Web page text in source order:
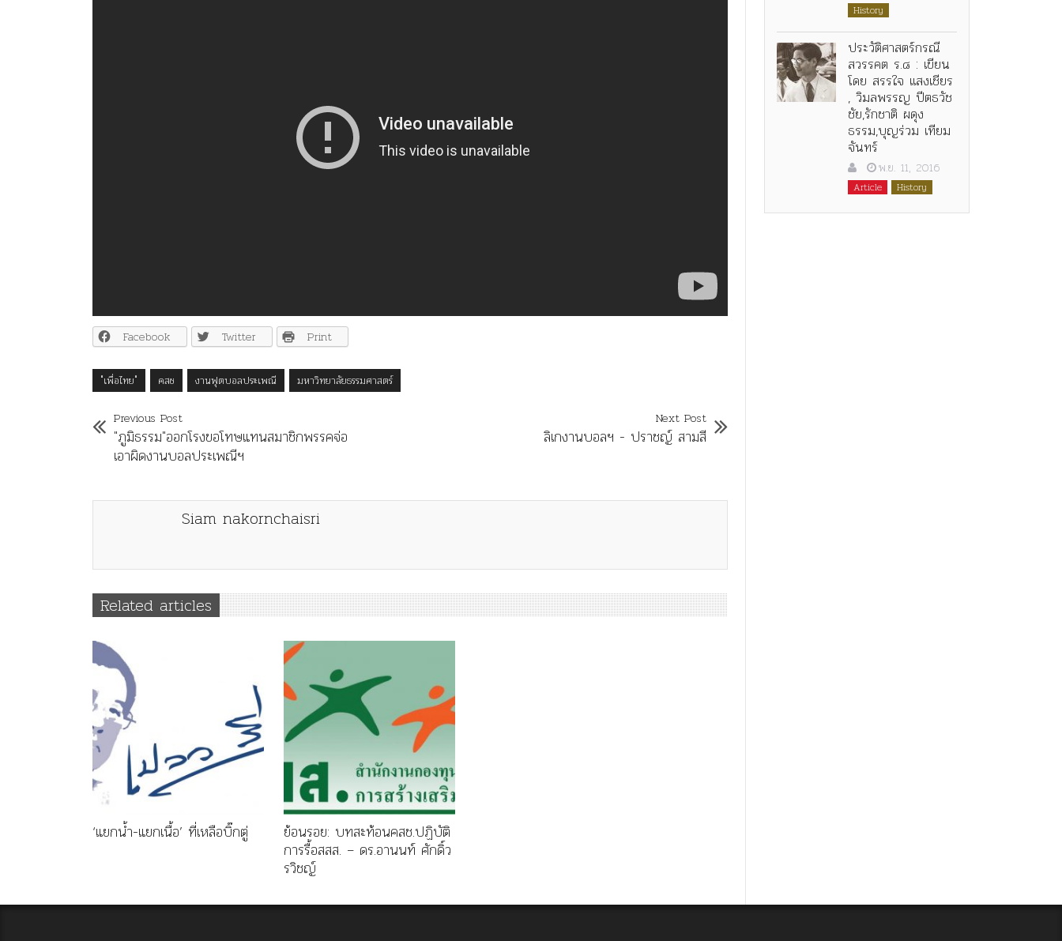
Facebook Twitter Print
"เพื่อไทย" คสช งานฟุตบอลประเพณี มหาวิทยาลัยธรรมศาสตร์
Previous Post
"ภูมิธรรม"ออกโรงขอโทษแทนสมาชิกพรรคจ่อ
เอาผิดงานบอลประเพณีฯ
Next Post
ลิเกงานบอลฯ - ปราชญ์ สามสี
Siam nakornchaisri
Related articles
‘แยกน้ำ-แยกเนื้อ’ ที่เหลือบิ๊กตู่ ย้อนรอย: บทสะท้อนคสช.ปฏิบัติ
การรื้อสสส. – ดร.อานนท์ ศักดิ์ว
รวิชญ์
History
ประวัติศาสตร์กรณี
สวรรคต ร.๘ : เขียน
โดย สรรใจ แสงเชียร
, วิมลพรรญ ปีตธวัช
ชัย,รักชาติ ผดุง
ธรรม,บุญร่วม เทียม
จันทร์
พ.ย. 11, 2016
Article History